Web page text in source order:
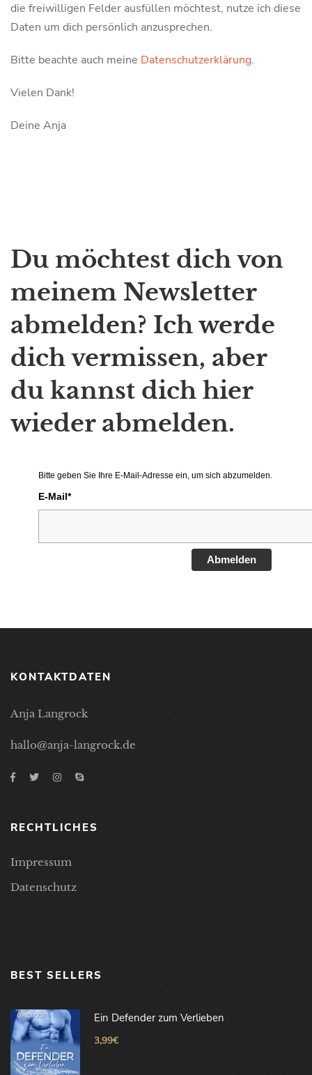
die freiwilligen Felder ausfüllen möchtest, nutze ich diese
Daten um dich persönlich anzusprechen.
Bitte beachte auch meine Datenschutzerklärung.
Vielen Dank!
Deine Anja
Du möchtest dich von
meinem Newsletter
abmelden? Ich werde
dich vermissen, aber
du kannst dich hier
wieder abmelden.
Bitte geben Sie Ihre E-Mail-Adresse ein, um sich abzumelden.
E-Mail*
Abmelden
KONTAKTDATEN
Anja Langrock
hallo@anja-langrock.de
RECHTLICHES
Impressum
Datenschutz
BEST SELLERS
Ein Defender zum Verlieben
3,99€